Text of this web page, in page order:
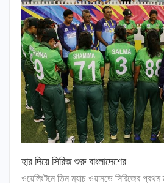
হার দিয়ে সিরিজ শুরু বাংলাদেশের
ওয়েলিংটনে তিন ম্যাচ ওয়ানডে সিরিজের প্রথম